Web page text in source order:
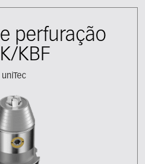
perfuração
KBF
uniTec